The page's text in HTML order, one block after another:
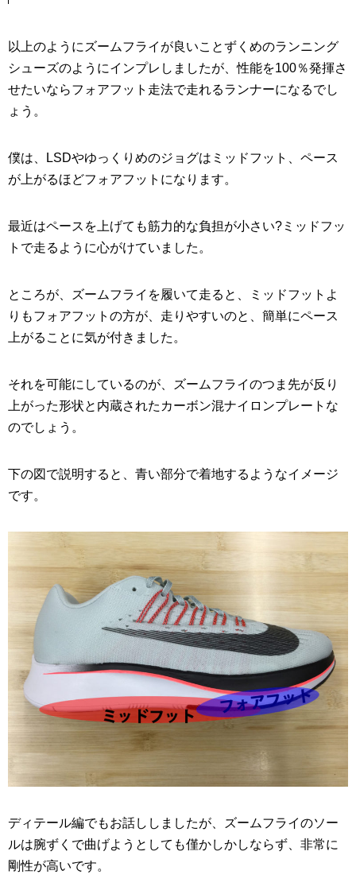
以上のようにズームフライが良いことずくめのランニング
シューズのようにインプレしましたが、性能を100％発揮さ
せたいならフォアフット走法で走れるランナーになるでし
ょう。
僕は、LSDやゆっくりめのジョグはミッドフット、ペース
が上がるほどフォアフットになります。
最近はペースを上げても筋力的な負担が小さい?ミッドフッ
トで走るように心がけていました。
ところが、ズームフライを履いて走ると、ミッドフットよ
りもフォアフットの方が、走りやすいのと、簡単にペース
上がることに気が付きました。
それを可能にしているのが、ズームフライのつま先が反り
上がった形状と内蔵されたカーボン混ナイロンプレートな
のでしょう。
下の図で説明すると、青い部分で着地するようなイメージ
です。
ディテール編でもお話ししましたが、ズームフライのソー
ルは腕ずくで曲げようとしても僅かしかしならず、非常に
剛性が高いです。